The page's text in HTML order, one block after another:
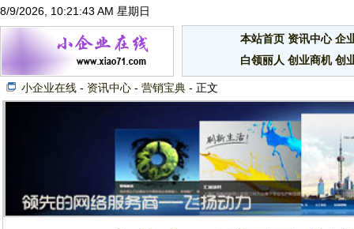
8/9/2026, 10:21:43 AM 星期日
本站首页 资讯中心 企
白领丽人 创业商机 创
小企业在线 - 资讯中心 - 营销宝典 - 正文